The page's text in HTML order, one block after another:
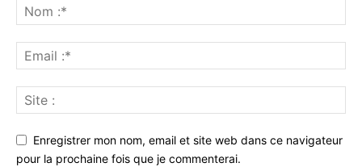
Enregistrer mon nom, email et site web dans ce navigateur
pour la prochaine fois que je commenterai.